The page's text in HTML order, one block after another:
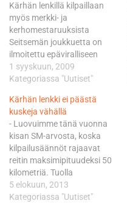
Kärhän lenkillä kilpaillaan
myös merkki- ja
kerhomestaruuksista
Seitsemän joukkuetta on
ilmoitettu epäviralliseen
merkkimestaruuskilpailuun.
Se ajetaan sunnuntaina 6.9.
toiseksi viimeisessä SM-
osakilpailussa, joka on
samalla XXXV Kärhän lenkki.
Enduropyörien
merkkimestaruuskilpailu on
vielä epävirallinen, mutta
Kärhän lenkin järjestäjä,
Mäntsälän Moottorikerho,
pyrkii kisalla lisäämään
1 syyskuun, 2009
Kategoriassa "Uutiset"
Kärhän lenkki ei päästä
kuskeja vähällä
- Luovuimme tänä vuonna
kisan SM-arvosta, koska
kilpailusäännöt rajaavat
reitin maksimipituudeksi 50
kilometriä. Tuolla
reittipituudella pitäisi ajaa
samoja pätkiä useaan
5 elokuun, 2013
Kategoriassa "Uutiset"